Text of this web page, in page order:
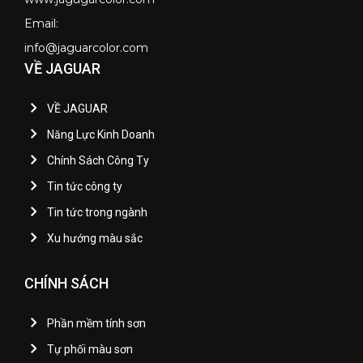
Email:
info@jaguarcolor.com
VỀ JAGUAR
VỀ JAGUAR
Năng Lực Kinh Doanh
Chính Sách Công Ty
Tin tức công ty
Tin tức trong ngành
Xu hướng màu sắc
CHÍNH SÁCH
Phần mềm tính sơn
Tự phối màu sơn